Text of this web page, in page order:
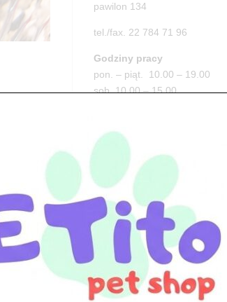
pawilon 134
tel./fax. 22 784 71 96
Godziny pracy
pon. – piąt. 10.00 – 19.00
sob. 10.00 – 15.00
Adres
05-100 Nowy Dwór Mazowiecki
ul. Leśna 2
tel. 503 900 215
Godziny pracy
pon. – piąt. 10.00 – 19.00
sob. 8.00 – 15.00
niedz. zamknięte